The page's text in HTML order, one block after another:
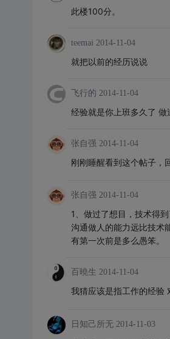
此楼100分。
teemai 2014-11-04
就把以前的经历说说
飞行的 2014-11-04
经验就是你上班多久了
张自强 2014-11-04
刚刚睡醒看到这个帖子，
张自强 2014-11-04
1、做过了想目，技术得
沟通做人的能力远比技术
有第一次前是多么愚笨。
百曉生 2014-11-04
我猜应该是指工作的经验
日知己所无 2014-11-03